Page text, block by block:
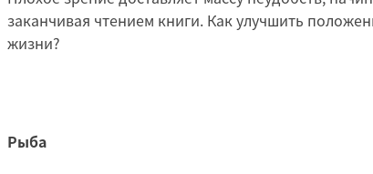
заканчивая чтением книги. Как улучшить
жизни?
Рыба